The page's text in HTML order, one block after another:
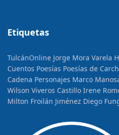
Etiquetas
TulcánOnline Jorge Mora Varela
Cuentos Poesías Poesías de
Cadena Personajes Marco
Wilson Viveros Castillo Irene
Milton Froilán Jiménez Diego